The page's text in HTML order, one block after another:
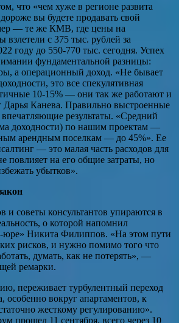
что «чем хуже в регионе развита
вы будете продавать свой
— те же КМВ, где цены на
взлетели с 375 тыс. рублей за
году до 550-770 тыс. сегодня. Успех
фундаментальной разницы:
а операционный доход. «Не бывает
это все спекулятивная
10-15% — они так же работают и
Дарья Канева. Правильно выстроенные
результаты. «Средний
доходности) по нашим проектам —
арендным поселкам — до 45%». Ее
— это малая часть расходов для
повлияет на его общие затраты, но
убытков».
и советы консультантов упираются в
о которой напомнил
юре» Никита Филиппов. «На этом пути
рисков, и нужно помимо того что
думать, как не потерять», —
ремарки.
переживает турбулентный переход
особенно вокруг апартаментов, к
жесткому регулированию».
прошел 11 сентября, всего через 10